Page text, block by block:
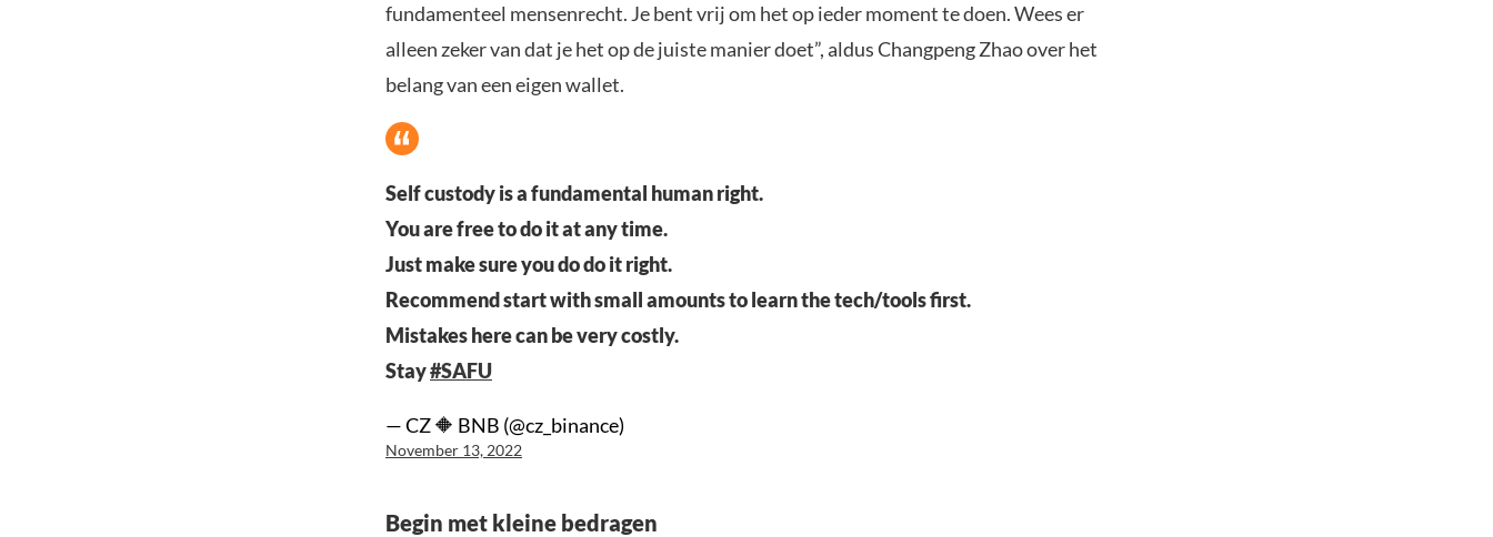
fundamenteel mensenrecht. Je bent vrij om het op ieder moment te doen. Wees er
alleen zeker van dat je het op de juiste manier doet”, aldus Changpeng Zhao over het
belang van een eigen wallet.
Self custody is a fundamental human right.
You are free to do it at any time.
Just make sure you do do it right.
Recommend start with small amounts to learn the tech/tools first.
Mistakes here can be very costly.
Stay#SAFU
— CZ 🔶 BNB (@cz_binance)
November 13, 2022
Begin met kleine bedragen